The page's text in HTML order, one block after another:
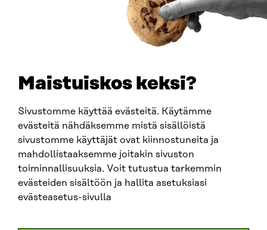
Maistuiskos keksi?
Sivustomme käyttää evästeitä. Käytämme
evästeitä nähdäksemme mistä sisällöistä
sivustomme käyttäjät ovat kiinnostuneita ja
mahdollistaaksemme joitakin sivuston
toiminnallisuuksia. Voit tutustua tarkemmin
evästeiden sisältöön ja hallita asetuksiasi
evästeasetus-sivulla
SITRA SOSIAALISESSA MEDIASSA
LinkedIn
Instagram
YouTube